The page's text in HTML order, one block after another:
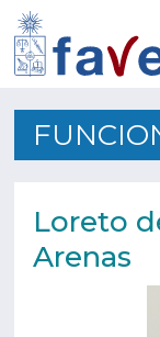
Loreto
Arenas